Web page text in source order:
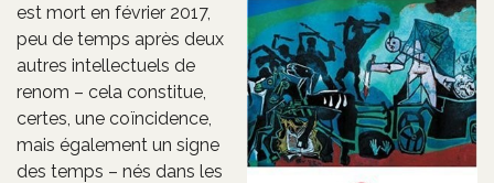
est mort en février 2017,
peu de temps après deux
autres intellectuels de
renom – cela constitue,
certes, une coïncidence,
mais également un signe
des temps – nés dans les